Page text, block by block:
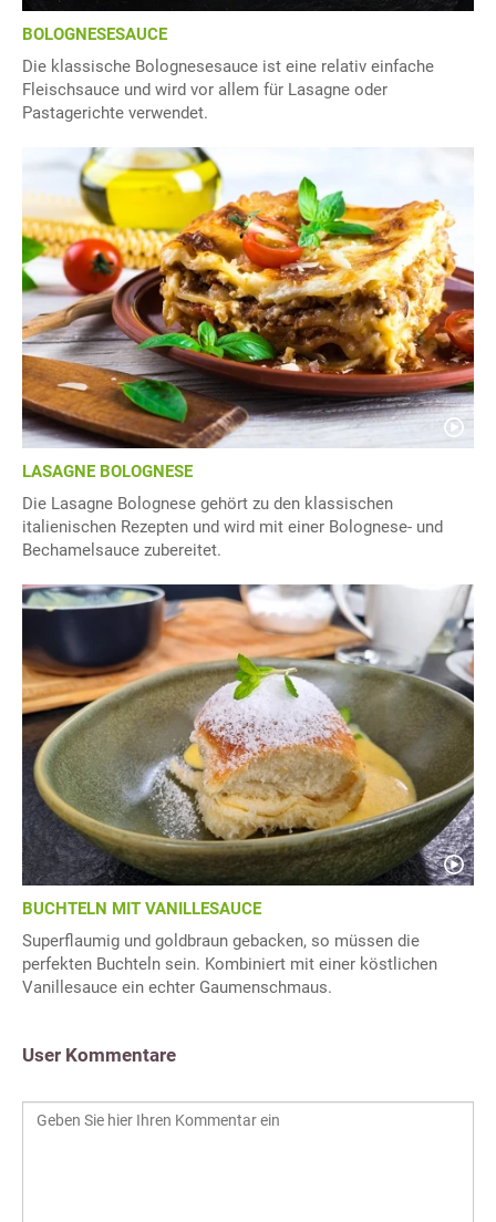
BOLOGNESESAUCE
Die klassische Bolognesesauce ist eine relativ einfache
Fleischsauce und wird vor allem für Lasagne oder
Pastagerichte verwendet.
LASAGNE BOLOGNESE
Die Lasagne Bolognese gehört zu den klassischen
italienischen Rezepten und wird mit einer Bolognese- und
Bechamelsauce zubereitet.
BUCHTELN MIT VANILLESAUCE
Superflaumig und goldbraun gebacken, so müssen die
perfekten Buchteln sein. Kombiniert mit einer köstlichen
Vanillesauce ein echter Gaumenschmaus.
User Kommentare